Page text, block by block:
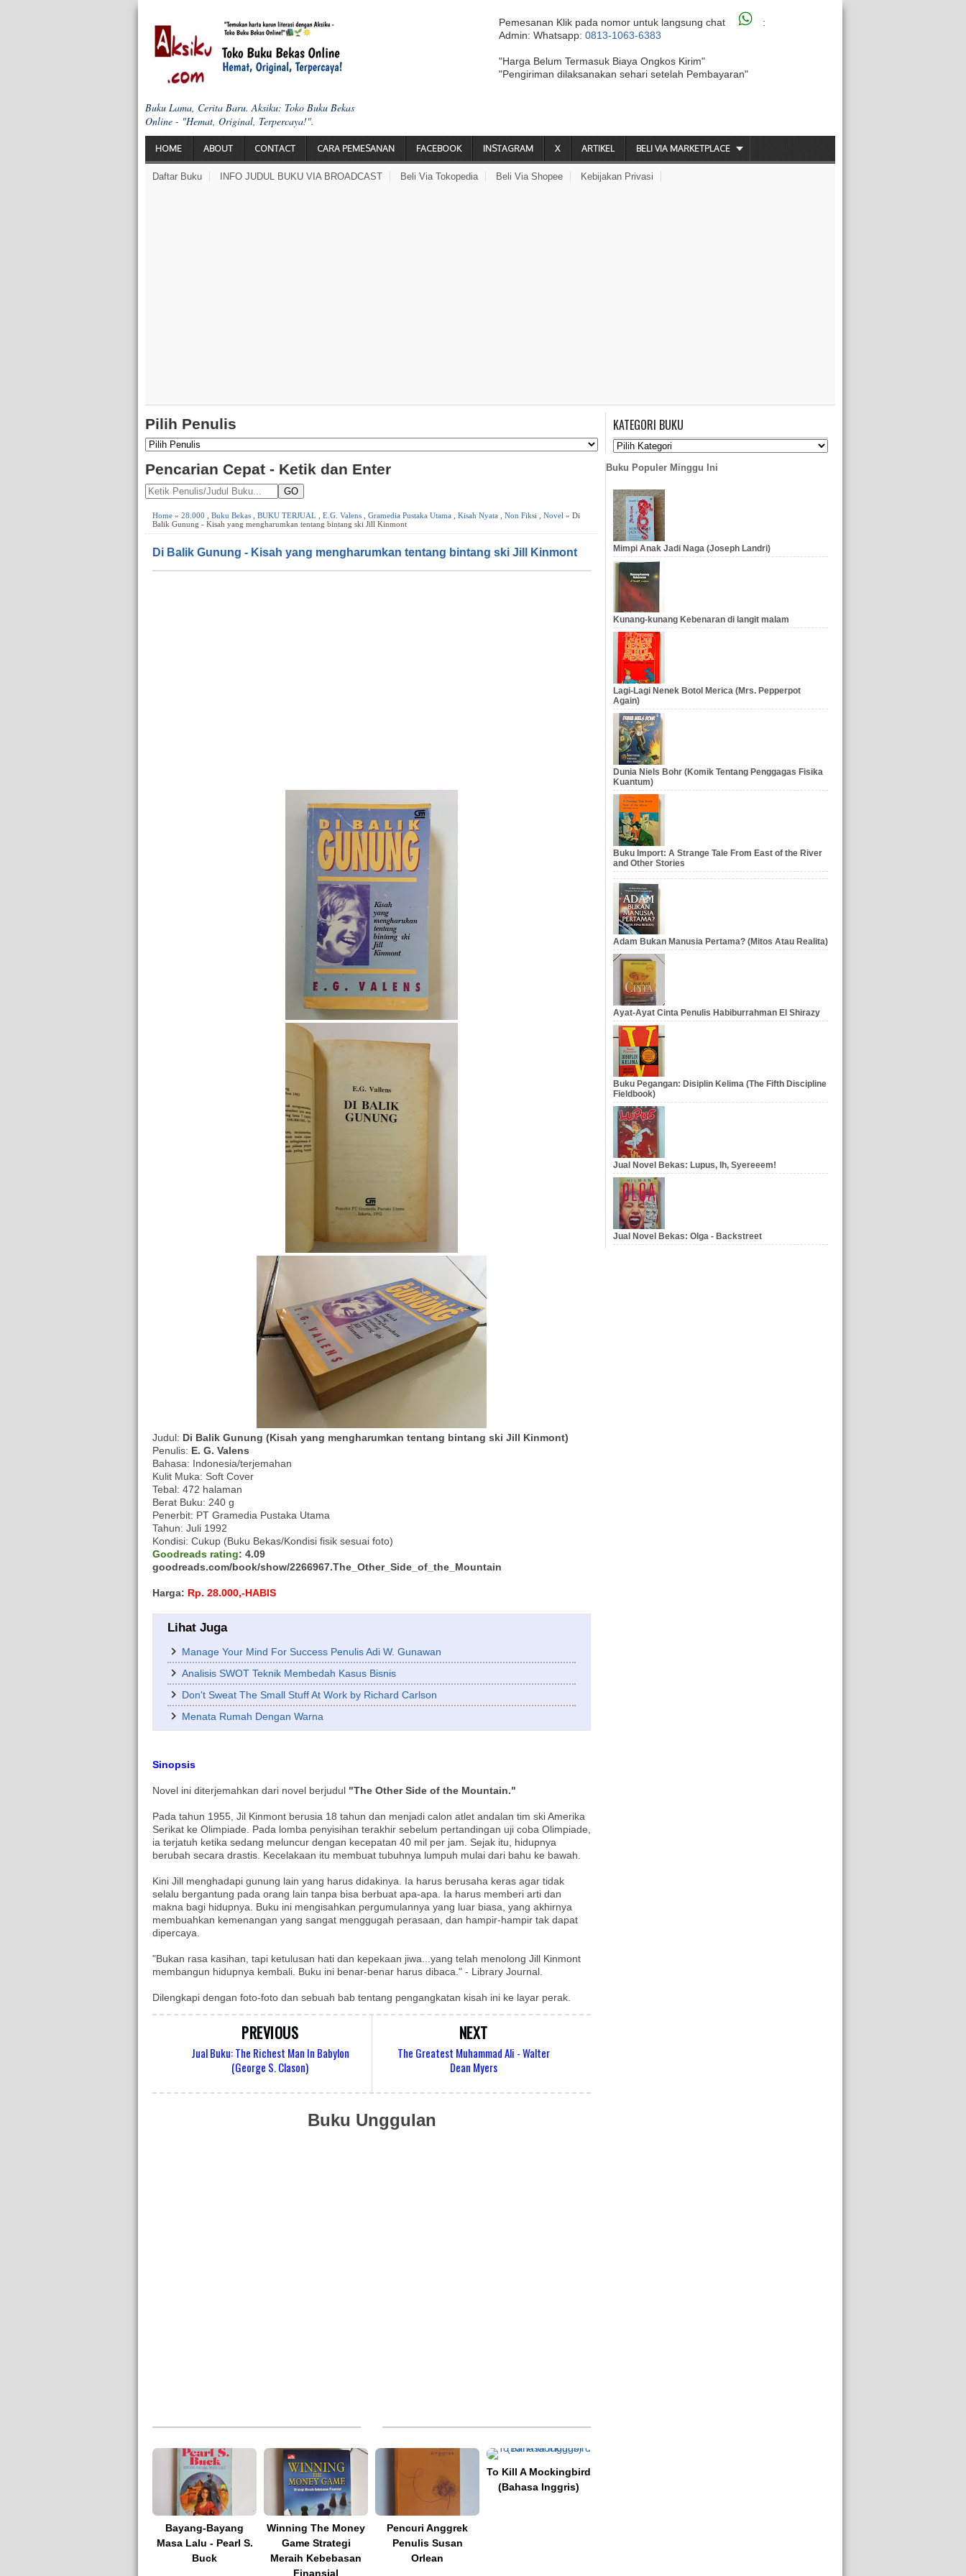
Buku Lama, Cerita Baru. Aksiku: Toko Buku Bekas
Online - "Hemat, Original, Terpercaya!".
Pemesanan Klik pada nomor untuk langsung chat
:
Admin: Whatsapp: 0813-1063-6383
"Harga Belum Termasuk Biaya Ongkos Kirim"
"Pengiriman dilaksanakan sehari setelah Pembayaran"
HOME ABOUT CONTACT CARA PEMESANAN FACEBOOK INSTAGRAM X ARTIKEL BELI VIA MARKETPLACE
Daftar Buku INFO JUDUL BUKU VIA BROADCAST Beli Via Tokopedia Beli Via Shopee Kebijakan Privasi
Pilih Penulis
Pencarian Cepat - Ketik dan Enter
GO
Home » 28.000 Buku Bekas BUKU TERJUAL E.G. Valens Gramedia Pustaka Utama Kisah Nyata Non Fiksi Novel » Di
Balik Gunung - Kisah yang mengharumkan tentang bintang ski Jill Kinmont
Di Balik Gunung - Kisah yang mengharumkan tentang bintang ski Jill Kinmont
Judul: Di Balik Gunung (Kisah yang mengharumkan tentang bintang ski Jill Kinmont)
Penulis: E. G. Valens
Bahasa: Indonesia/terjemahan
Kulit Muka: Soft Cover
Tebal: 472 halaman
Berat Buku: 240 g
Penerbit: PT Gramedia Pustaka Utama
Tahun: Juli 1992
Kondisi: Cukup (Buku Bekas/Kondisi fisik sesuai foto)
Goodreads rating: 4.09
goodreads.com/book/show/2266967.The_Other_Side_of_the_Mountain
Harga: Rp. 28.000,-HABIS
Lihat Juga
Manage Your Mind For Success Penulis Adi W. Gunawan
Analisis SWOT Teknik Membedah Kasus Bisnis
Don't Sweat The Small Stuff At Work by Richard Carlson
Menata Rumah Dengan Warna
Sinopsis
Novel ini diterjemahkan dari novel berjudul "The Other Side of the Mountain."
Pada tahun 1955, Jil Kinmont berusia 18 tahun dan menjadi calon atlet andalan tim ski Amerika
Serikat ke Olimpiade. Pada lomba penyisihan terakhir sebelum pertandingan uji coba Olimpiade,
ia terjatuh ketika sedang meluncur dengan kecepatan 40 mil per jam. Sejak itu, hidupnya
berubah secara drastis. Kecelakaan itu membuat tubuhnya lumpuh mulai dari bahu ke bawah.
Kini Jill menghadapi gunung lain yang harus didakinya. Ia harus berusaha keras agar tidak
selalu bergantung pada orang lain tanpa bisa berbuat apa-apa. Ia harus memberi arti dan
makna bagi hidupnya. Buku ini mengisahkan pergumulannya yang luar biasa, yang akhirnya
membuahkan kemenangan yang sangat menggugah perasaan, dan hampir-hampir tak dapat
dipercaya.
"Bukan rasa kasihan, tapi ketulusan hati dan kepekaan jiwa...yang telah menolong Jill Kinmont
membangun hidupnya kembali. Buku ini benar-benar harus dibaca." - Library Journal.
Dilengkapi dengan foto-foto dan sebuah bab tentang pengangkatan kisah ini ke layar perak.
NEXT
The Greatest Muhammad Ali - Walter
Dean Myers
PREVIOUS
Jual Buku: The Richest Man In Babylon
(George S. Clason)
Buku Unggulan
Bayang-Bayang
Masa Lalu - Pearl S.
Buck
Winning The Money
Game Strategi
Meraih Kebebasan
Finansial
Pencuri Anggrek
Penulis Susan
Orlean
To Kill A Mockingbird
(Bahasa Inggris)
KATEGORI BUKU
Buku Populer Minggu Ini
Mimpi Anak Jadi Naga (Joseph Landri)
Kunang-kunang Kebenaran di langit malam
Lagi-Lagi Nenek Botol Merica (Mrs. Pepperpot
Again)
Dunia Niels Bohr (Komik Tentang Penggagas Fisika
Kuantum)
Buku Import: A Strange Tale From East of the River
and Other Stories
Adam Bukan Manusia Pertama? (Mitos Atau Realita)
Ayat-Ayat Cinta Penulis Habiburrahman El Shirazy
Buku Pegangan: Disiplin Kelima (The Fifth Discipline
Fieldbook)
Jual Novel Bekas: Lupus, Ih, Syereeem!
Jual Novel Bekas: Olga - Backstreet